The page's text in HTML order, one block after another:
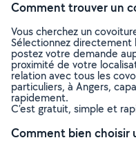
Comment trouver un
Vous cherchez un
Sélectionnez
postez votre demande
proximité de votre
relation avec tous les
particuliers, à Angers,
rapidement.
C’est gratuit, simple et
Comment bien choisir